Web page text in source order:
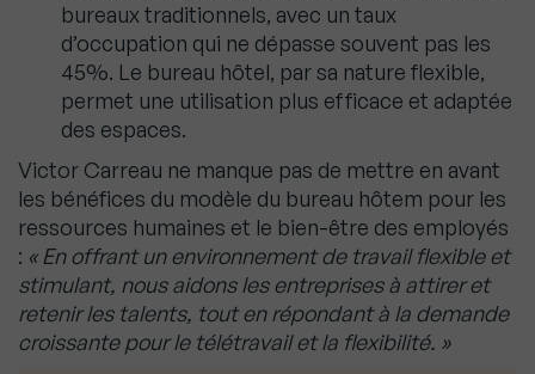
bureaux traditionnels, avec un taux
d’occupation qui ne dépasse souvent pas les
45%. Le bureau hôtel, par sa nature flexible,
permet une utilisation plus efficace et adaptée
des espaces.
Victor Carreau ne manque pas de mettre en avant
les bénéfices du modèle du bureau hôtem pour les
ressources humaines et le bien-être des employés
: « En offrant un environnement de travail flexible et
stimulant, nous aidons les entreprises à attirer et
retenir les talents, tout en répondant à la demande
croissante pour le télétravail et la flexibilité. »